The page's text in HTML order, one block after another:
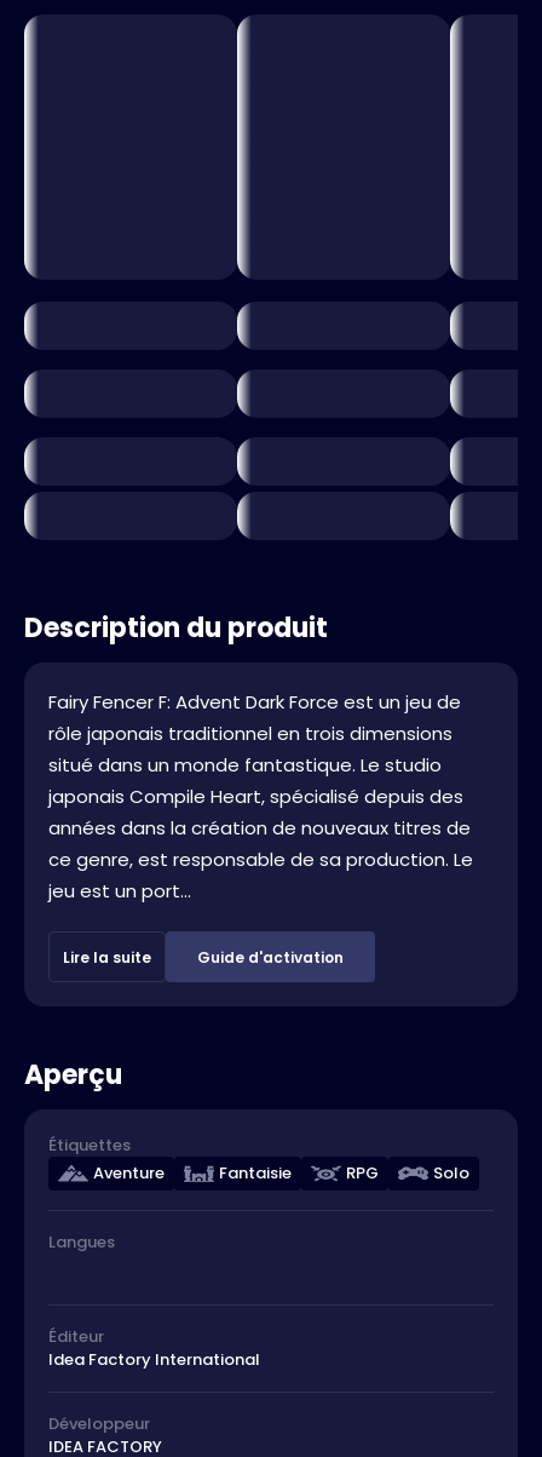
Description du produit
Fairy Fencer F: Advent Dark Force est un jeu de
rôle japonais traditionnel en trois dimensions
situé dans un monde fantastique. Le studio
japonais Compile Heart, spécialisé depuis des
années dans la création de nouveaux titres de
ce genre, est responsable de sa production. Le
jeu est un port...
Lire la suite Guide d'activation
Aperçu
Étiquettes
Aventure
Fantaisie RPG Solo
Langues
Éditeur
Idea Factory International
Développeur
IDEA FACTORY